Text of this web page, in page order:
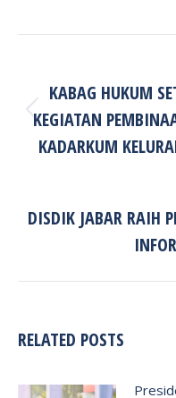
KABAG HUKUM
KEGIATAN
KADARKUM
DISDIK JABAR RAIH
RELATED POSTS